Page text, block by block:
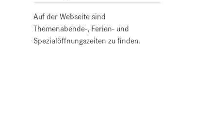
Auf der Webseite sind
Themenabende-, Ferien- und
Spezialöffnungszeiten zu finden.